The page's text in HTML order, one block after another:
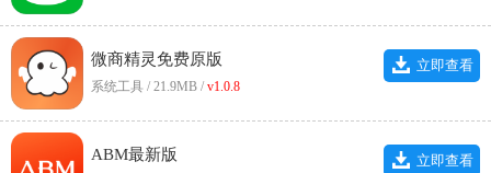
微商精灵免费原版
系统工具 / 21.9MB / v1.0.8
立即查看
ABM最新版 立即查看